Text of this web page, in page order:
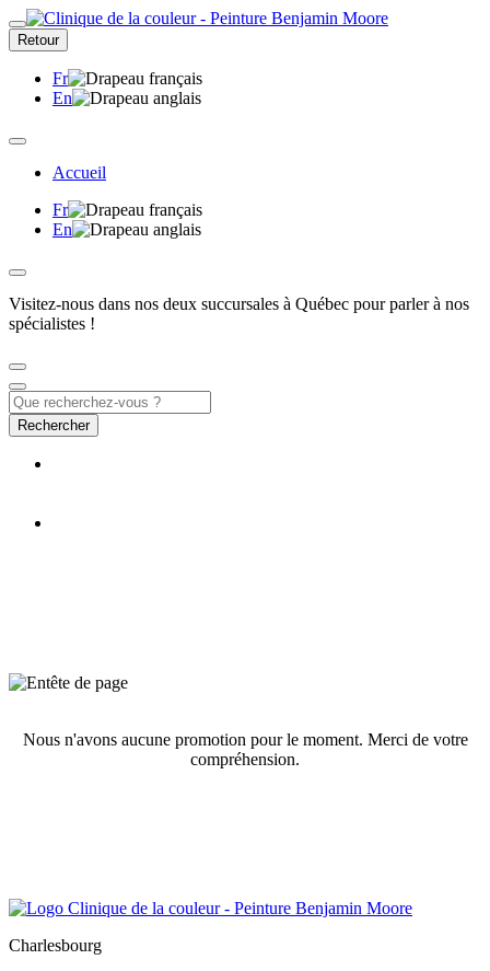
Retour
Fr
En
Accueil
Fr
En
Visitez-nous dans nos deux succursales à Québec pour parler à nos
spécialistes !
Rechercher
Nous n'avons aucune promotion pour le moment. Merci de votre
compréhension.
Charlesbourg